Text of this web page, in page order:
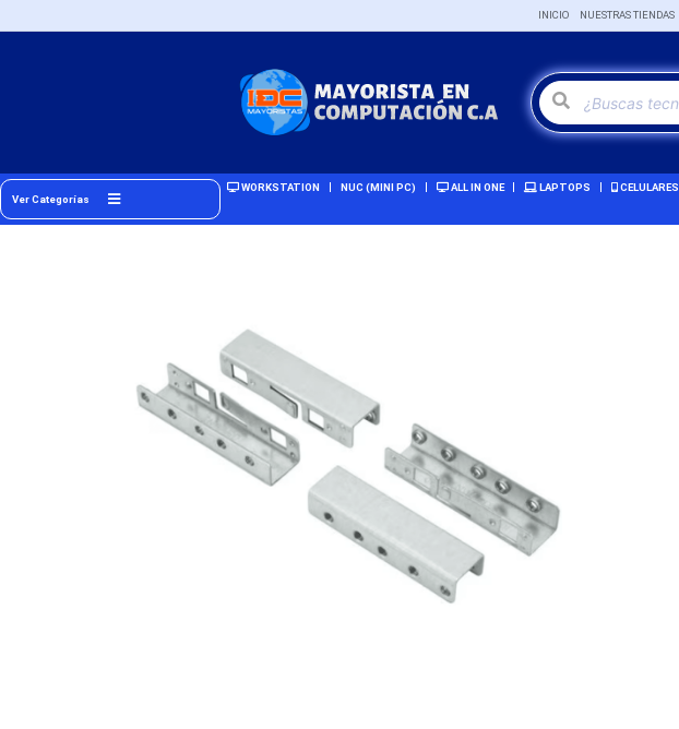
INICIO NUESTRAS TIENDAS
Ver Categorías
WORKSTATION NUC (MINI PC) ALL IN ONE LAPTOPS CELULARES